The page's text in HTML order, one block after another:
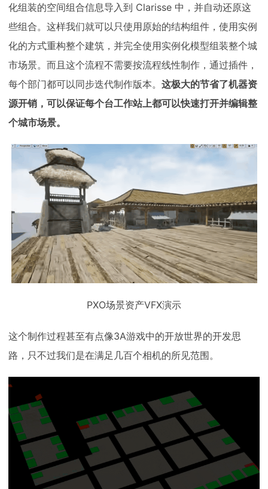
化组装的空间组合信息导入到 Clarisse 中，并自动还原这
些组合。这样我们就可以只使用原始的结构组件，使用实例
化的方式重构整个建筑，并完全使用实例化模型组装整个城
市场景。而且这个流程不需要按流程线性制作，通过插件，
每个部门都可以同步迭代制作版本。 这极大的节省了机器资
源开销，可以保证每个台工作站上都可以快速打开并编辑整
个城市场景。
PXO场景资产VFX演示
这个制作过程甚至有点像3A游戏中的开放世界的开发思
路，只不过我们是在满足几百个相机的所见范围。